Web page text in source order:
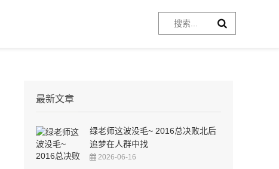
最新文章
绿老师这波没毛~ 2016总决败北后
追梦在人群中找
2026-06-16